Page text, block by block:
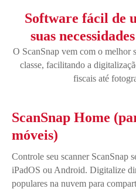
Software fácil de
suas
O ScanSnap vem com o melhor
classe, facilitando a
fiscais até
ScanSnap Home
móveis)
Controle seu scanner ScanSnap
iPadOS ou Android. Digitalize
populares na nuvem para